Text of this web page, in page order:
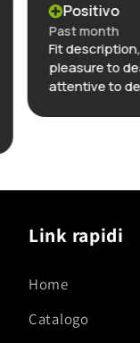
Positivo
Past month
Fit
pleasure to
attentive to
Link rapidi
Home
Catalogo